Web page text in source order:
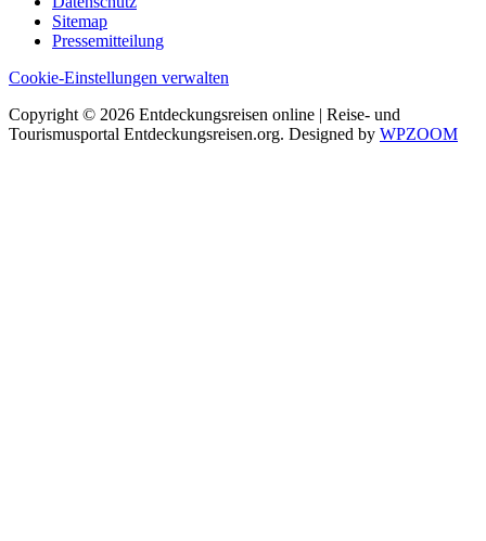
Sitemap
Pressemitteilung
Cookie-Einstellungen verwalten
Copyright © 2026 Entdeckungsreisen online | Reise- und
Tourismusportal Entdeckungsreisen.org. Designed by WPZOOM